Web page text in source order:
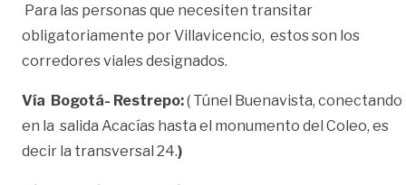
Para las personas que necesiten transitar
obligatoriamente por Villavicencio, estos son los
corredores viales designados.
Vía Bogotá- Restrepo:( Túnel Buenavista, conectando
en la salida Acacías hasta el monumento del Coleo, es
decir la transversal 24.)